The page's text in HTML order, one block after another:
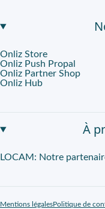
Onliz Store
Onliz Push Propal
Onliz Partner Shop
Onliz Hub
À
LOCAM: Notre
Mentions légalesPolitique de